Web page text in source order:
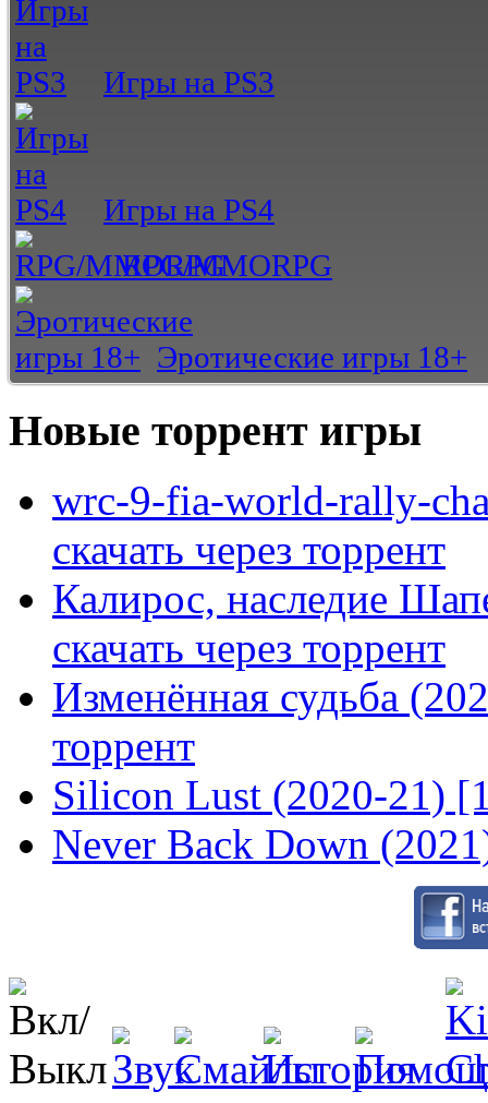
Игры на PS3
Игры на PS4
RPG/MMORPG
Эротические игры 18+
Новые торрент игры
wrc-9-fia-world-rally-
скачать через торрент
Калирос, наследие
скачать через торрент
Изменённая судьба
торрент
Silicon Lust (2020-21)
Never Back Down